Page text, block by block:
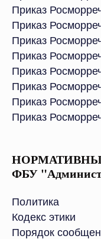
Приказ
Приказ
Приказ
Приказ
Приказ
Приказ
Приказ
Приказ
ФБУ
Политика
Кодекс этики
Порядок